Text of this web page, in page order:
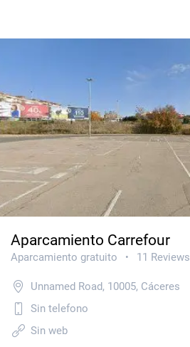
Aparcamiento Carrefour
Aparcamiento gratuito • 11 Reviews
Unnamed Road, 10005, Cáceres
Sin telefono
Sin web